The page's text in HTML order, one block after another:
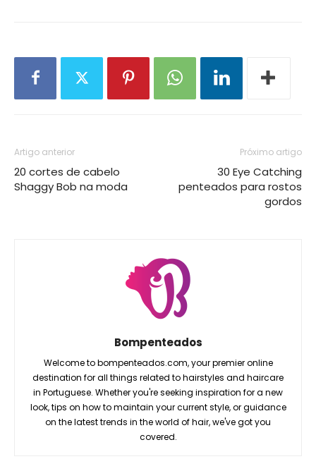
Artigo anterior
20 cortes de cabelo
Shaggy Bob na moda
Próximo artigo
30 Eye Catching
penteados para rostos
gordos
Bompenteados
Welcome to bompenteados.com, your premier online
destination for all things related to hairstyles and haircare
in Portuguese. Whether you're seeking inspiration for a new
look, tips on how to maintain your current style, or guidance
on the latest trends in the world of hair, we've got you
covered.